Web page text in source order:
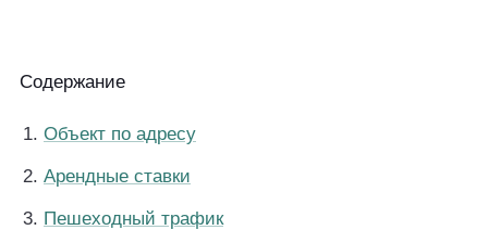
Содержание
Объект по адресу
Арендные ставки
Пешеходный трафик